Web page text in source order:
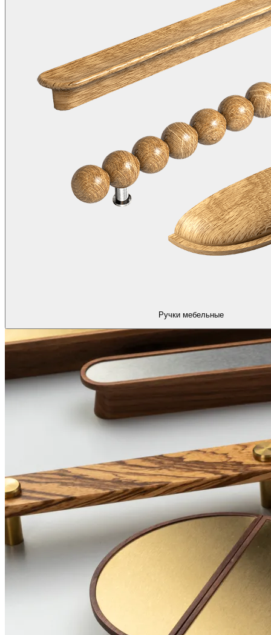
Ручки мебельные